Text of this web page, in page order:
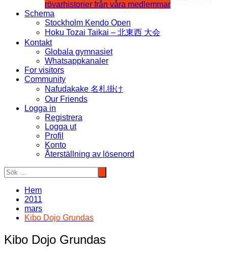
rövarhistorier från våra medlemmar
Schema
Stockholm Kendo Open
Hoku Tozai Taikai – 北東西 大会
Kontakt
Globala gymnasiet
Whatsappkanaler
For visitors
Community
Nafudakake 名札掛け
Our Friends
Logga in
Registrera
Logga ut
Profil
Konto
Återställning av lösenord
Hem
2011
mars
Kibo Dojo Grundas
Kibo Dojo Grundas